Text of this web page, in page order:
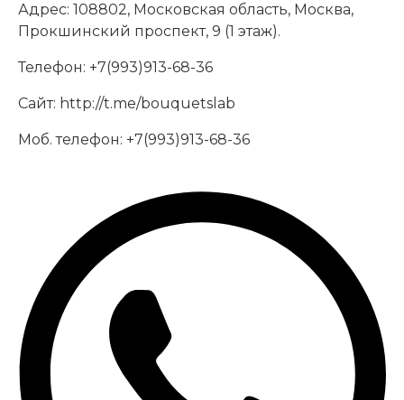
Адрес: 108802, Московская область, Москва,
Прокшинский проспект, 9 (1 этаж).
Телефон: +7(993)913-68-36
Сайт: http://t.me/bouquetslab
Моб. телефон: +7(993)913-68-36